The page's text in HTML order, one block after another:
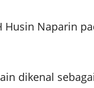
Naparin
dikenal